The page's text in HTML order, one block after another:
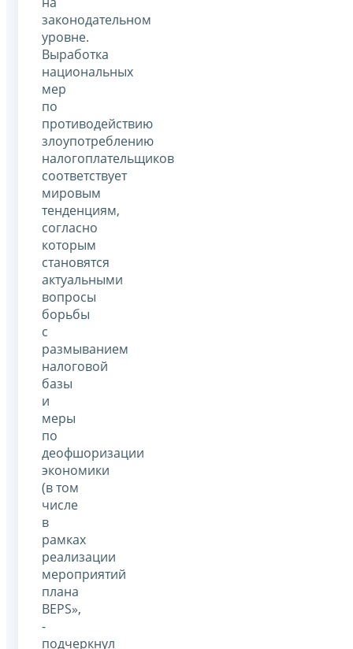
законодательном
уровне.
Выработка
национальных
мер
по
противодействию
злоупотреблению
налогоплательщиков
соответствует
мировым
тенденциям,
согласно
которым
становятся
актуальными
вопросы
борьбы
с
размыванием
налоговой
базы
и
меры
по
деофшоризации
экономики
(в том
числе
в
рамках
реализации
мероприятий
плана
BEPS»,
-
подчеркнул